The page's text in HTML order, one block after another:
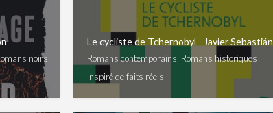
noirs
Le cycliste de Tchernobyl - Javier Sebastián
Romans contemporains, Romans historiques
Inspiré de faits réels